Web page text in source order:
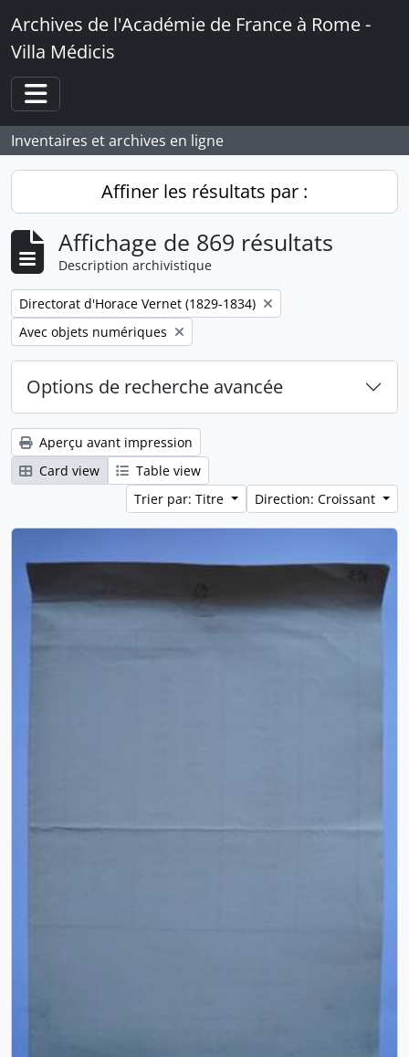
Skip to main content
Archives de l'Académie de France à Rome -
Villa Médicis
Toggle navigation
Inventaires et archives en ligne
Affiner les résultats par :
Affichage de 869 résultats
Description archivistique
Remove filter:
Directorat d'Horace Vernet (1829-1834)
Remove filter:
Avec objets numériques
Options de recherche avancée
Aperçu avant impression
Card view
Table view
Trier par: Titre
Direction: Croissant